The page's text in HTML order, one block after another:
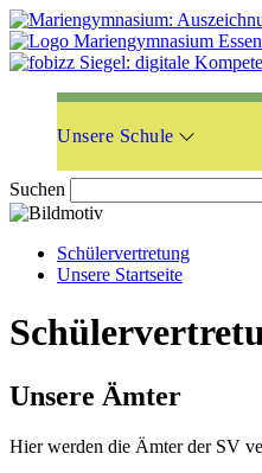
Unsere Schule
Suchen
Schülervertretung
Unsere Startseite
Unsere Ämter
Hier werden die Ämter der SV